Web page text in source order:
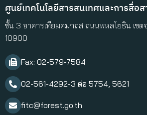
ศูนย์เทคโนโลยีสารสนเทศและการสื่อ
ชั้น 3 อาคารเทียมคมกฤส ถนนพหลโยธิน เขต
10900
Fax: 02-579-7584​
02-561-4292-3 ต่อ 5754, 5621
fitc@forest.go.th